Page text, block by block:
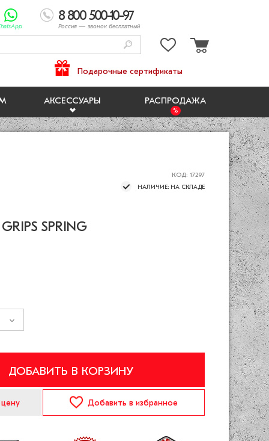
8 800 500-10-97
Россия — звонок бесплатный
АКСЕССУАРЫ РАСПРОДАЖА
Подарочные сертификаты
КОД: 17297
НАЛИЧИЕ: НА СКЛАДЕ
SPRING
ДОБАВИТЬ В КОРЗИНУ
Добавить в избранное